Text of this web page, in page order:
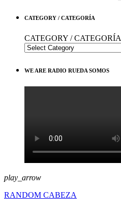
CATEGORY / CATEGORÍA
CATEGORY / CATEGORÍA
WE ARE RADIO RUEDA SOMOS
play_arrow
RANDOM CABEZA